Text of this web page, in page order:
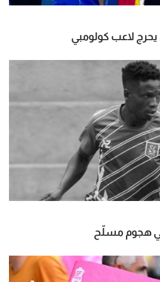
لاعب كولومبي
هجوم مسلّح